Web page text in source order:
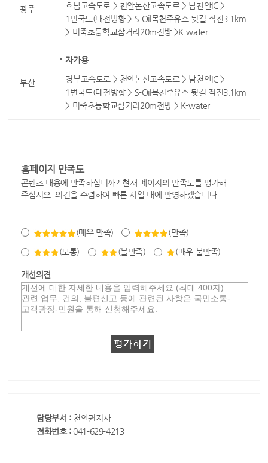
광주
호남고속도로 > 천안논산고속도로 > 남천안IC >
1번국도(대전방향 > S-Oil목천주유소 뒷길 직진3.1km
> 미죽초등학교삼거리20m전방 >K-water
부산
자가용
경부고속도로 > 천안논산고속도로 > 남천안IC >
1번국도(대전방향 > S-Oil목천주유소 뒷길 직진3.1km
> 미죽초등학교삼거리20m전방 > K-water
홈페이지 만족도
콘텐츠 내용에 만족하십니까? 현재 페이지의 만족도를 평가해
주십시오. 의견을 수렴하여 빠른 시일 내에 반영하겠습니다.
(매우 만족) (만족)
(보통) (불만족) (매우 불만족)
개선의견
담당부서 : 천안권지사
전화번호 : 041-629-4213